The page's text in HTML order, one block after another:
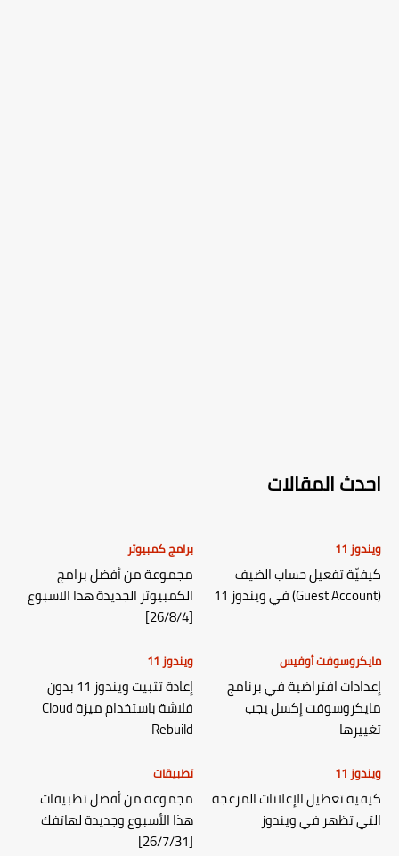
احدث المقالات
ويندوز 11
كيفيّة تفعيل حساب الضيف
(Guest Account) في ويندوز 11
برامج كمبيوتر
مجموعة من أفضل برامج
الكمبيوتر الجديدة هذا الاسبوع
[26/8/4]
مايكروسوفت أوفيس
إعدادات افتراضية في برنامج
مايكروسوفت إكسل يجب
تغييرها
ويندوز 11
إعادة تثبيت ويندوز 11 بدون
فلاشة باستخدام ميزة Cloud
Rebuild
ويندوز 11
كيفية تعطيل الإعلانات المزعجة
التي تظهر في ويندوز
تطبيقات
مجموعة من أفضل تطبيقات
هذا الأسبوع وجديدة لهاتفك
[26/7/31]